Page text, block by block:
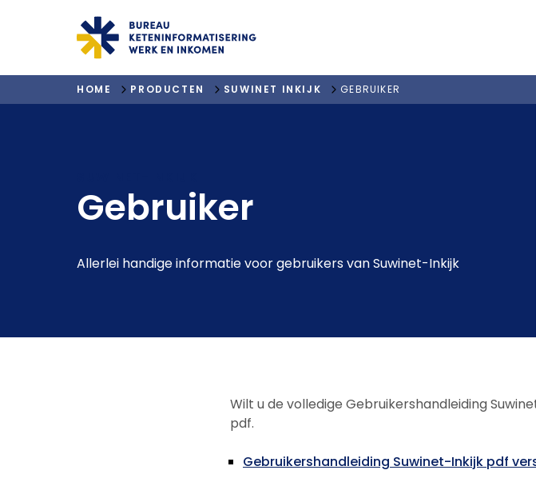
"ga naar homepagina"
HOME PRODUCTEN SUWINET INKIJK GEBRUIKER
Gebruiker
Allerlei handige informatie voor gebruikers van Suwinet-Inkijk
Wilt u de volledige Gebruikershandleiding
pdf.
Gebruikershandleiding Suwinet-Inkijk pdf